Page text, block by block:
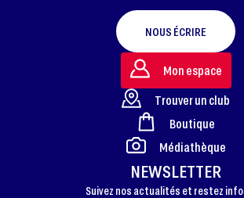
FOOTER
NOUS ÉCRIRE
NEWSLETTER
Suivez nos actualités et restez
Mon espace
Trouver un club
Boutique
Médiathèque